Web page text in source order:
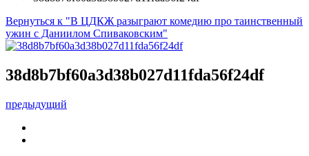
Вернуться к "В ЦДКЖ разыграют комедию про таинственный
ужин с Даниилом Спиваковским"
38d8b7bf60a3d38b027d11fda56f24df
предыдущий